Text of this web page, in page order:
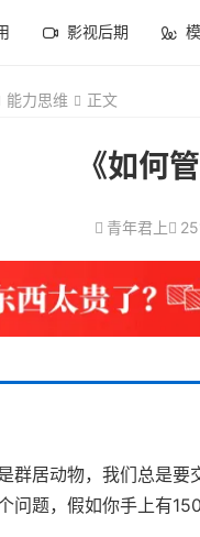
影视后期
能力思维 正文
《如何
青年君上
群居动物，我们总是
问题，假如你手上有